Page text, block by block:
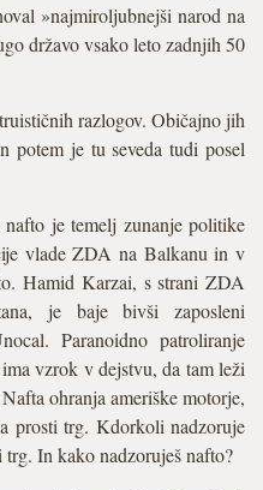
»najmiroljubnejši narod na
državo vsako leto zadnjih 50
razlogov. Običajno jih
potem je tu seveda tudi posel
nafto je temelj zunanje politike
vlade ZDA na Balkanu in v
Hamid Karzai, s strani ZDA
je baje bivši zaposleni
Paranoidno patroliranje
vzrok v dejstvu, da tam leži
ohranja ameriške motorje,
prosti trg. Kdorkoli nadzoruje
In kako nadzoruješ nafto?